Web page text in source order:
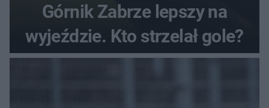
Górnik Zabrze lepszy na
wyjeździe. Kto strzelał gole?